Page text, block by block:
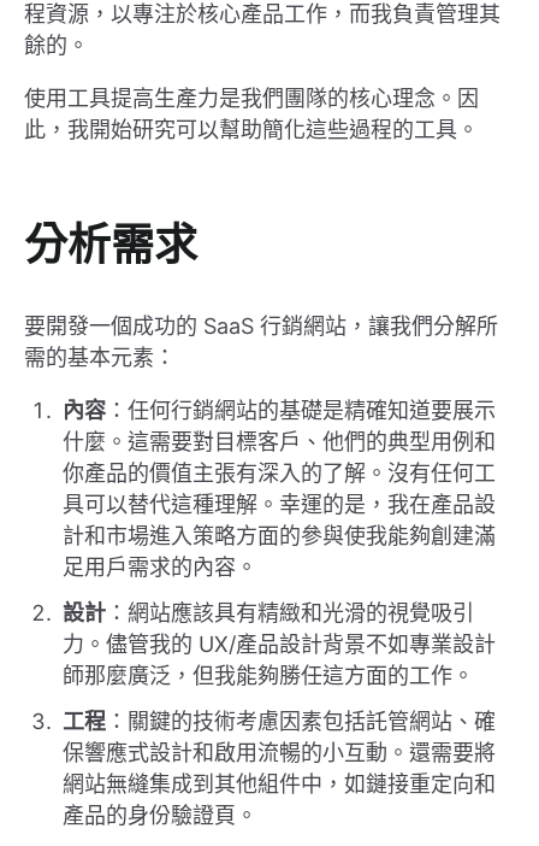
程資源，以專注於核心產品工作，而我負責管理其
餘的。
使用工具提高生產力是我們團隊的核心理念。因
此，我開始研究可以幫助簡化這些過程的工具。
分析需求
要開發一個成功的 SaaS 行銷網站，讓我們分解所
需的基本元素：
內容 ：任何行銷網站的基礎是精確知道要展示
什麼。這需要對目標客戶、他們的典型用例和
你產品的價值主張有深入的了解。沒有任何工
具可以替代這種理解。幸運的是，我在產品設
計和市場進入策略方面的參與使我能夠創建滿
足用戶需求的內容。
設計 ：網站應該具有精緻和光滑的視覺吸引
力。儘管我的 UX/產品設計背景不如專業設計
師那麼廣泛，但我能夠勝任這方面的工作。
工程 ：關鍵的技術考慮因素包括託管網站、確
保響應式設計和啟用流暢的小互動。還需要將
網站無縫集成到其他組件中，如鏈接重定向和
產品的身份驗證頁。